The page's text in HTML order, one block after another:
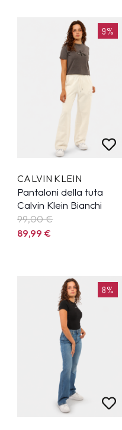
9%
CALVIN KLEIN
Pantaloni della tuta
Calvin Klein Bianchi
99,00 €
89,99€
8%